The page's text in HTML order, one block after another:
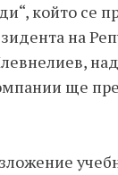
който се
на
ще